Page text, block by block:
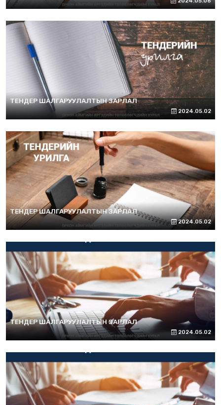
ТЕНДЕР ШАЛГАРУУЛАЛТЫН ЗАРЛАЛ
2024.05.02
ТЕНДЕР ШАЛГАРУУЛАЛТЫН ЗАРЛАЛ
2024.05.02
ТЕНДЕР ШАЛГАРУУЛАЛТЫН ЗАРЛАЛ
2024.05.02